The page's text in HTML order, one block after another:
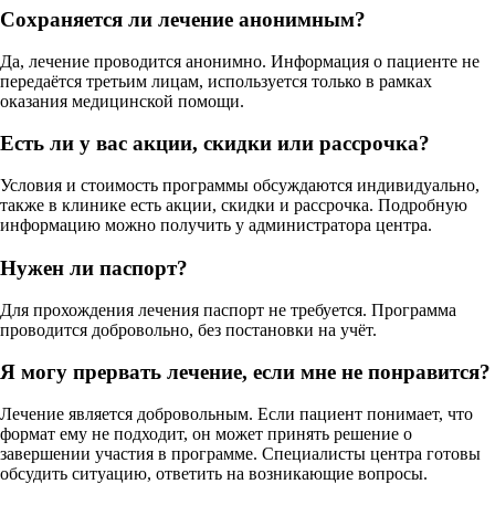
Сохраняется ли лечение анонимным?
Да, лечение проводится анонимно. Информация о пациенте не
передаётся третьим лицам, используется только в рамках
оказания медицинской помощи.
Есть ли у вас акции, скидки или рассрочка?
Условия и стоимость программы обсуждаются индивидуально,
также в клинике есть акции, скидки и рассрочка. Подробную
информацию можно получить у администратора центра.
Нужен ли паспорт?
Для прохождения лечения паспорт не требуется. Программа
проводится добровольно, без постановки на учёт.
Я могу прервать лечение, если мне не понравится?
Лечение является добровольным. Если пациент понимает, что
формат ему не подходит, он может принять решение о
завершении участия в программе. Специалисты центра готовы
обсудить ситуацию, ответить на возникающие вопросы.